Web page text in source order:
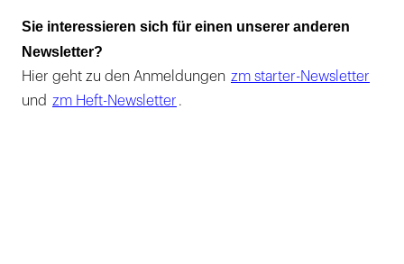
Sie interessieren sich für einen unserer anderen
Newsletter?
Hier geht zu den Anmeldungen zm starter-Newsletter
und zm Heft-Newsletter .